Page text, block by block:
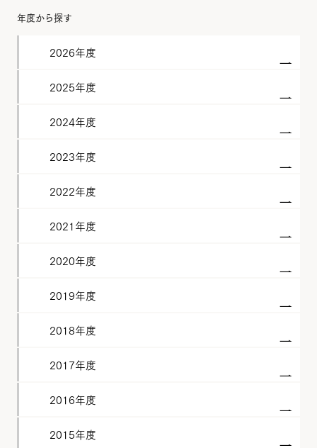
年度から探す
2026年度
2025年度
2024年度
2023年度
2022年度
2021年度
2020年度
2019年度
2018年度
2017年度
2016年度
2015年度